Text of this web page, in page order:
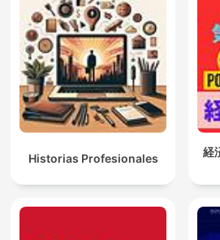
Historias Profesionales
経